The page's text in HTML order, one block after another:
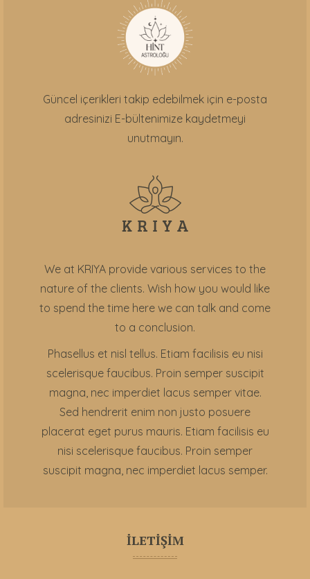
Güncel içerikleri takip edebilmek için e-posta
adresinizi E-bültenimize kaydetmeyi
unutmayın.
We at KRIYA provide various services to the
nature of the clients. Wish how you would like
to spend the time here we can talk and come
to a conclusion.
Phasellus et nisl tellus. Etiam facilisis eu nisi
scelerisque faucibus. Proin semper suscipit
magna, nec imperdiet lacus semper vitae.
Sed hendrerit enim non justo posuere
placerat eget purus mauris. Etiam facilisis eu
nisi scelerisque faucibus. Proin semper
suscipit magna, nec imperdiet lacus semper.
İLETİŞİM